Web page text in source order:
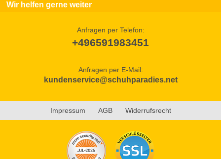
Wir helfen gerne weiter
Anfragen per Telefon:
+496591983451
Anfragen per E-Mail:
kundenservice@schuhparadies.net
Impressum AGB Widerrufsrecht